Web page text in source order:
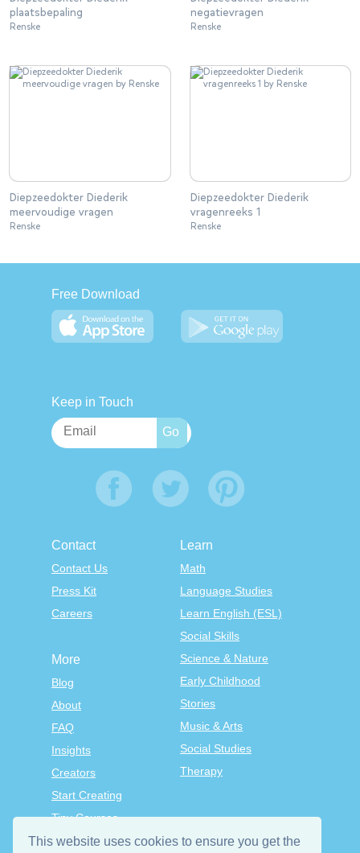
This website uses cookies to ensure you get the
plaatsbepaling
Renske
negatievragen
Renske
Diepzeedokter Diederik
meervoudige vragen
Renske
Diepzeedokter Diederik
vragenreeks 1
Renske
Free Download
Keep in Touch
Contact
Contact Us
Press Kit
Careers
Learn
Math
Language Studies
Learn English (ESL)
Social Skills
Science & Nature
Early Childhood
Stories
Music & Arts
Social Studies
Therapy
More
Blog
About
FAQ
Insights
Creators
Start Creating
Tiny Courses
TinyTap Premium